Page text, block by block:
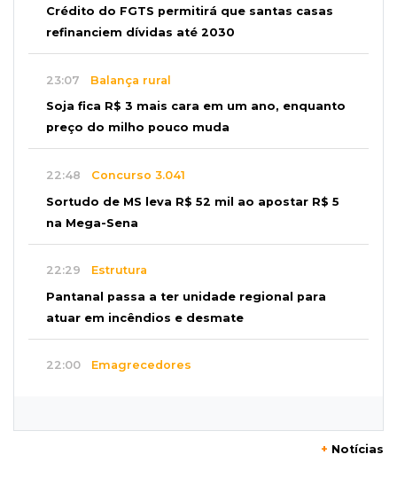
Crédito do FGTS permitirá que santas casas
refinanciem dívidas até 2030
23:07 Balança rural
Soja fica R$ 3 mais cara em um ano, enquanto
preço do milho pouco muda
22:48 Concurso 3.041
Sortudo de MS leva R$ 52 mil ao apostar R$ 5
na Mega-Sena
22:29 Estrutura
Pantanal passa a ter unidade regional para
atuar em incêndios e desmate
22:00 Emagrecedores
+ Notícias